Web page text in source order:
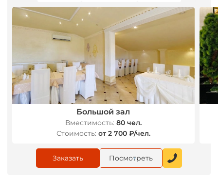
Большой зал
Вместимость: 80 чел.
Стоимость: от 2 700 ₽/чел.
Заказать Посмотреть